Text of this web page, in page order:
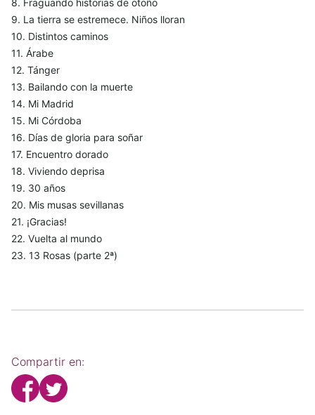
8. Fraguando historias de otoño
9. La tierra se estremece. Niños lloran
10. Distintos caminos
11. Árabe
12. Tánger
13. Bailando con la muerte
14. Mi Madrid
15. Mi Córdoba
16. Días de gloria para soñar
17. Encuentro dorado
18. Viviendo deprisa
19. 30 años
20. Mis musas sevillanas
21. ¡Gracias!
22. Vuelta al mundo
23. 13 Rosas (parte 2ª)
Compartir en: